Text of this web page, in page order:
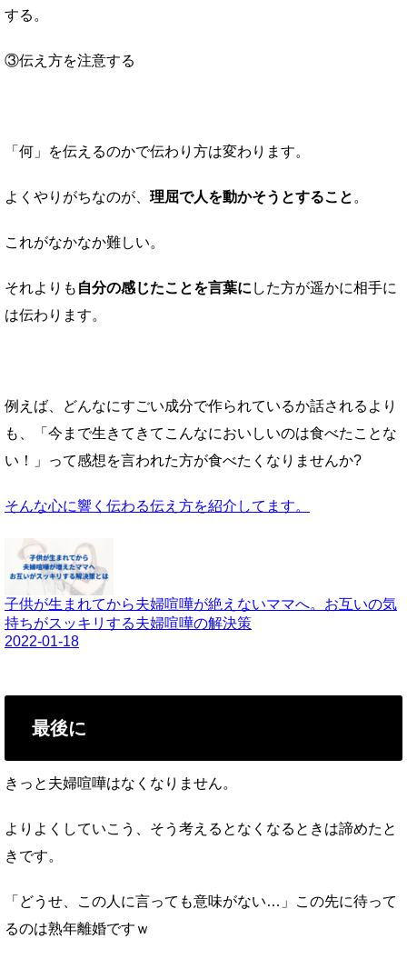
する。
③伝え方を注意する
「何」を伝えるのかで伝わり方は変わります。
よくやりがちなのが、 理屈で人を動かそうとすること 。
これがなかなか難しい。
それよりも 自分の感じたことを言葉に した方が遥かに相手に
は伝わります。
例えば、どんなにすごい成分で作られているか話されるより
も、「今まで生きてきてこんなにおいしいのは食べたことな
い！」って感想を言われた方が食べたくなりませんか?
そんな心に響く伝わる伝え方を紹介してます。
子供が生まれてから夫婦喧嘩が絶えないママへ。お互いの気
持ちがスッキリする夫婦喧嘩の解決策
2022-01-18
最後に
きっと夫婦喧嘩はなくなりません。
よりよくしていこう、そう考えるとなくなるときは諦めたと
きです。
「どうせ、この人に言っても意味がない…」この先に待って
るのは熟年離婚ですｗ